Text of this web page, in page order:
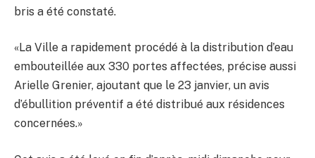
bris a été constaté.
«La Ville a rapidement procédé à la distribution d’eau
embouteillée aux 330 portes affectées, précise aussi
Arielle Grenier, ajoutant que le 23 janvier, un avis
d’ébullition préventif a été distribué aux résidences
concernées.»